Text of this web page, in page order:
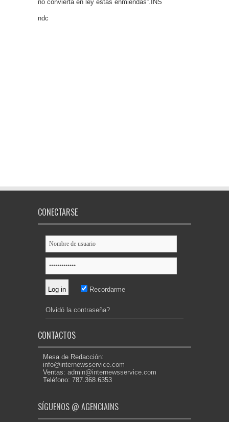
no convierta en ley estas enmiendas”.INS
ndc
CONECTARSE
Recordarme
Olvidó la contraseña?
CONTACTOS
Mesa de Redacción:
info@internewsservice.com
Ventas: admin@internewsservice.com
Teléfono: 787.368.6353
SÍGUENOS @ AGENCIAINS